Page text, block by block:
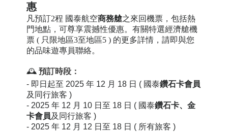
惠
凡預訂2程 國泰航空商務艙之來回機票，包括熱
門地點，可尊享震撼性優惠。有關特選經濟艙機
票 ( 只限地區3至地區5 ) 的更多詳情，請即與您
的品味遊專員聯絡。
🕰️預訂時段：
- 即日起至 2025 年 12 月 18 日 ( 國泰鑽石卡會員
及同行旅客)
- 2025 年 12 月 10 日至 18 日 ( 國泰鑽石卡、金
卡會員及同行旅客 )
- 2025 年 12 月 12 日至 18 日 ( 所有旅客 )